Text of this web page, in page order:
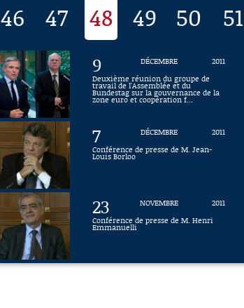
46 47 48 49 50 51
9 DÉCEMBRE
2011
Deuxième réunion du groupe de
travail de l'Assemblée et du
Bundestag sur la gouvernance de la
zone euro et coopération f...
7 DÉCEMBRE
2011
Conférence de presse de M. Jean-
Louis Borloo
23 NOVEMBRE
2011
Conférence de presse de M. Henri
Emmanuelli